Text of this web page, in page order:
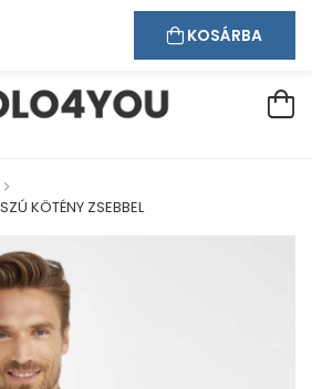
Bejelentkezés Regisztráció
KÖTÉNY ZSEBBEL
KOSÁRBA